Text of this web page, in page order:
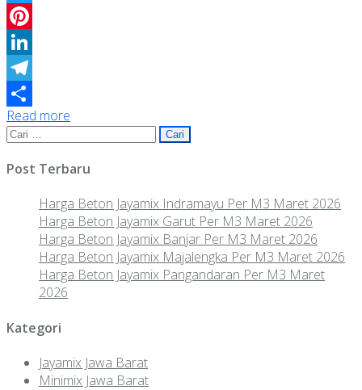
Twitter
Pinterest
LinkedIn
Telegram
Share
Read more
Cari
Post Terbaru
Harga Beton Jayamix Indramayu Per M3 Maret 2026
Harga Beton Jayamix Garut Per M3 Maret 2026
Harga Beton Jayamix Banjar Per M3 Maret 2026
Harga Beton Jayamix Majalengka Per M3 Maret 2026
Harga Beton Jayamix Pangandaran Per M3 Maret
2026
Kategori
Jayamix Jawa Barat
Minimix Jawa Barat